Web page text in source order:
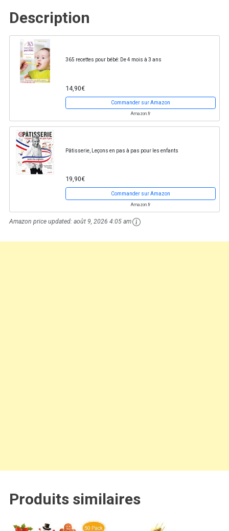
Description
365 recettes pour bébé: De 4 mois à 3 ans
14,90€
Commander sur Amazon
Amazon.fr
Pâtisserie, Leçons en pas à pas pour les enfants
19,90€
Commander sur Amazon
Amazon.fr
Amazon price updated: août 9, 2026 4:05 am
Produits similaires